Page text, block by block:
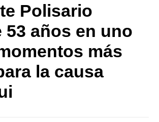
Polisario
53 años en uno
más
la causa